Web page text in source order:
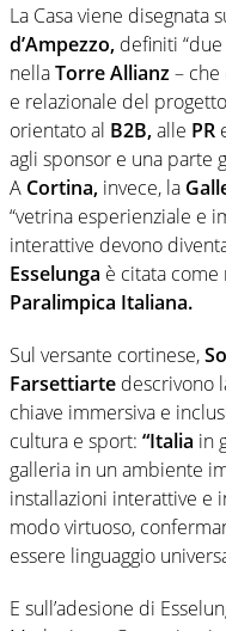
La Casa viene disegnata
d’Ampezzo, definiti “due
nellaTorre Allianz–
e relazionale del
orientato al B2B,alle PR
agli sponsor e una parte
A Cortina, invece, la
“vetrina esperienziale e
interattive devono
Esselunga è citata
Paralimpica Italiana.
Sul versante cortinese,
Farsettiarte descrivono
chiave immersiva e
cultura e sport: “Italia in
galleria in un ambiente
installazioni interattive e
modo virtuoso,
essere linguaggio
E sull’adesione di